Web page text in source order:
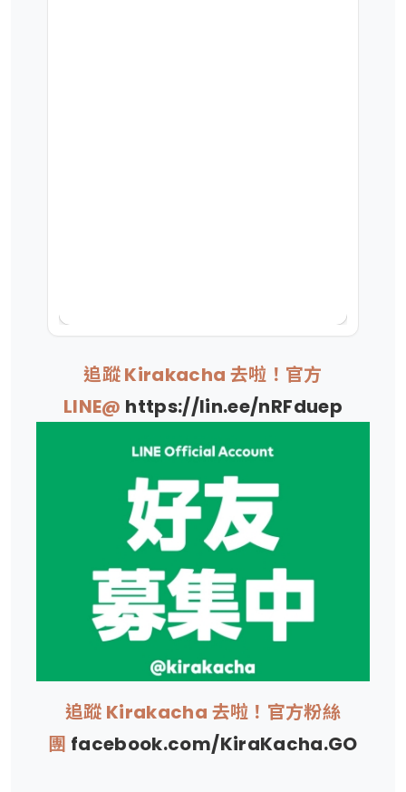
追蹤 Kirakacha 去啦！官方
LINE@ https://lin.ee/nRFduep
追蹤 Kirakacha 去啦！官方粉絲
團 facebook.com/KiraKacha.GO